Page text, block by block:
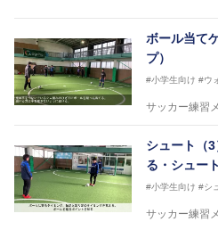
【指導歴】
FリーグU23選抜監
表監督
日本サッカー協会フ
（アジアサッカー連
【資格】
ットサルB級コーチ
横山 哲久
【指導歴】
ASV ペスカドーラ
ボール当て
プ）
#小学生向け #ウ
サッカー練習
シュート（
る・シュー
#小学生向け #シ
サッカー練習